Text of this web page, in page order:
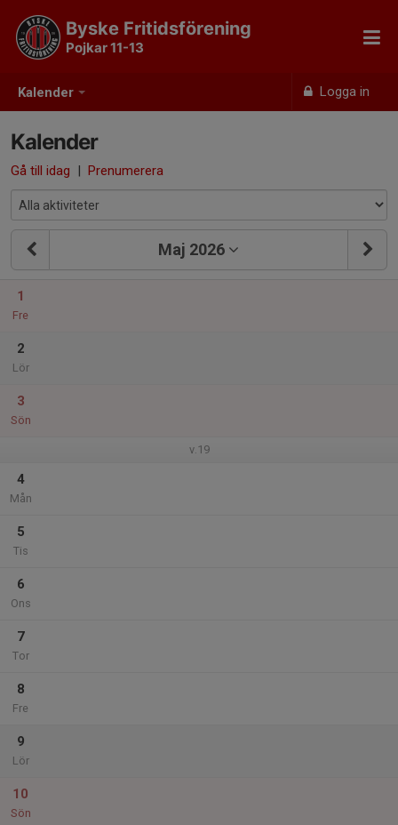
Kalender Logga in
Byske Fritidsförening
Pojkar 11-13
Kalender
Gå till idag | Prenumerera
Maj 2026
1
Fre
2
Lör
3
Sön
v.19
4
Mån
5
Tis
6
Ons
7
Tor
8
Fre
9
Lör
10
Sön